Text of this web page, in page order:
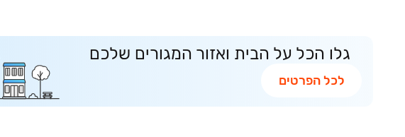
גלו הכל על הבית ואזור המגורים שלכם
לכל הפרטים